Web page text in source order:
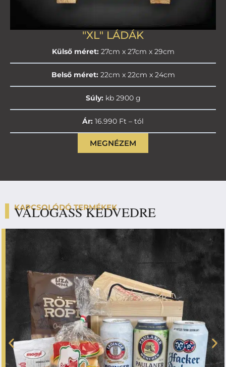
"XL" LÁDÁK
Külső méret:27cm x 27cm x 29cm
Belső méret:22cm x 22cm x 24cm
Súly:kb 2900 g
Ár: 16.990 Ft – tól
MEGNÉZEM
KAPCSOLÓDÓ TERMÉKEK
VÁLOGASS KEDVEDRE